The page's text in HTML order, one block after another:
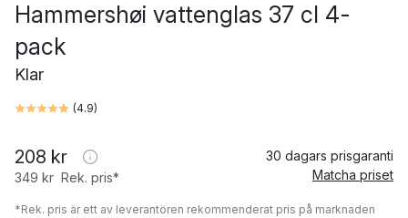
Hammershøi vattenglas 37 cl 4-
pack
Klar
(4.9)
208 kr
349 kr Rek. pris*
30 dagars prisgaranti
Matcha priset
*Rek. pris är ett av leverantören rekommenderat pris på marknaden